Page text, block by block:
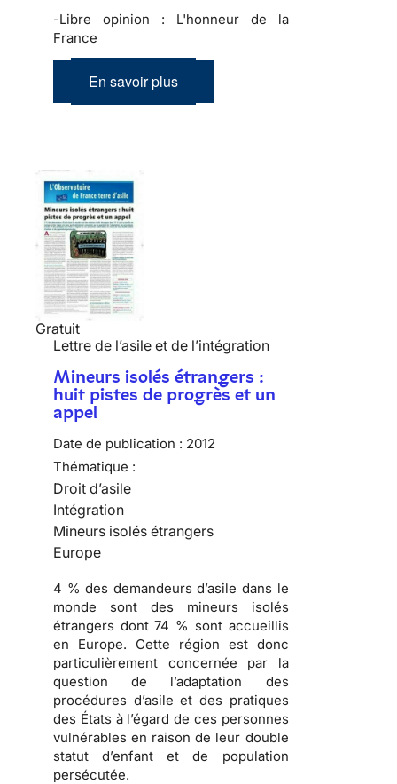
-Libre opinion : L'honneur de la
France
En savoir plus
Gratuit
Lettre de l’asile et de l’intégration
Mineurs isolés étrangers :
huit pistes de progrès et un
appel
Date de publication : 2012
Thématique :
Droit d’asile
Intégration
Mineurs isolés étrangers
Europe
4 % des demandeurs d’asile dans le
monde sont des mineurs isolés
étrangers dont 74 % sont accueillis
en Europe. Cette région est donc
particulièrement concernée par la
question de l’adaptation des
procédures d’asile et des pratiques
des États à l’égard de ces personnes
vulnérables en raison de leur double
statut d’enfant et de population
persécutée.